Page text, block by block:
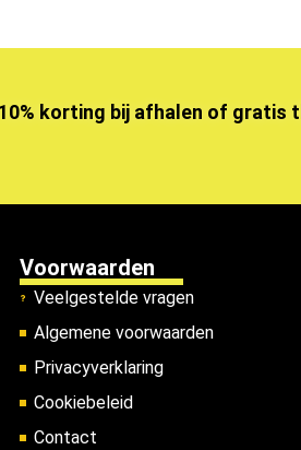
korting bij afhalen of gratis
Voorwaarden
Veelgestelde vragen
Algemene voorwaarden
Privacyverklaring
Cookiebeleid
Contact